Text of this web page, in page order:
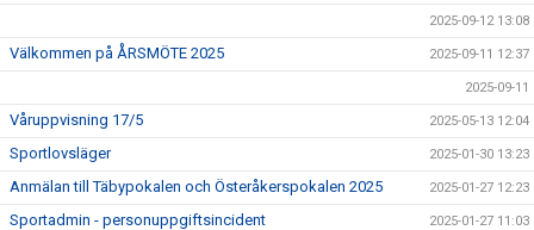
2025-09-12 13:08
Välkommen på ÅRSMÖTE 2025 2025-09-11 12:37
2025-09-11
Våruppvisning 17/5 2025-05-13 12:04
Sportlovsläger 2025-01-30 13:23
Anmälan till Täbypokalen och Österåkerspokalen 2025 2025-01-27 12:23
Sportadmin - personuppgiftsincident 2025-01-27 11:03